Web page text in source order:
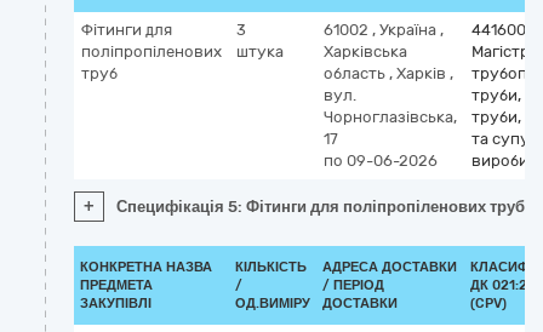
Фітинги для
поліпропіленових
труб
3
штука
61002 , Україна ,
Харківська
область , Харків ,
вул.
Чорноглазівська,
17
по 09-06-2026
труби,
труби,
та
вироби
+ Специфікація 5: Фітинги для поліпропіленових труб
КОНКРЕТНА НАЗВА
ПРЕДМЕТА
ЗАКУПІВЛІ
КІЛЬКІСТЬ
/
ОД.ВИМІРУ
АДРЕСА ДОСТАВКИ
/ ПЕРІОД
ДОСТАВКИ
ДК
(CPV)